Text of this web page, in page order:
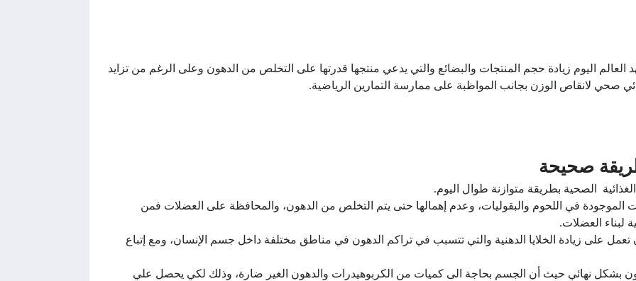
العالم اليوم زيادة حجم المنتجات والبضائع والتي يدعي منتجها قدرتها على التخلص من الدهون وعلى الرغم من تزايد
صحي لانقاص الوزن بجانب المواظبة على ممارسة التمارين الرياضية.
صحيحة
الصحية بطريقة متوازنة طوال اليوم.
الموجودة في اللحوم والبقوليات، وعدم إهمالها حتى يتم التخلص من الدهون، والمحافظة على العضلات فمن
لبناء العضلات.
تعمل على زيادة الخلايا الدهنية والتي تتسبب في تراكم الدهون في مناطق مختلفة داخل جسم الإنسان، ومع إتباع
بشكل نهائي حيث أن الجسم بحاجة الى كميات من الكربوهيدرات والدهون الغير ضارة، وذلك لكي يحصل علي